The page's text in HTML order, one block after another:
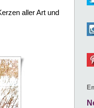
aller Art und